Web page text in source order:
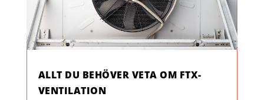
ALLT DU BEHÖVER VETA OM FTX-
VENTILATION